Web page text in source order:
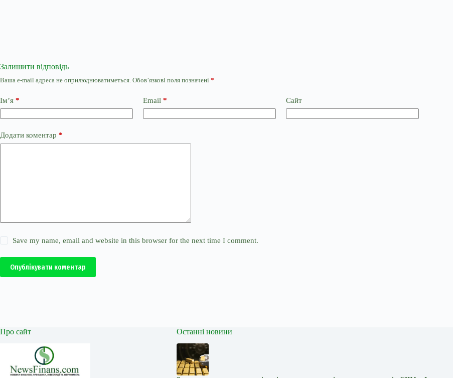
Залишити відповідь
Ваша e-mail адреса не оприлюднюватиметься. Обов’язкові поля позначені *
Ім’я * Email * Сайт
Додати коментар *
Save my name, email and website in this browser for the next time I comment.
Опублікувати коментар
Про сайт Останні новини